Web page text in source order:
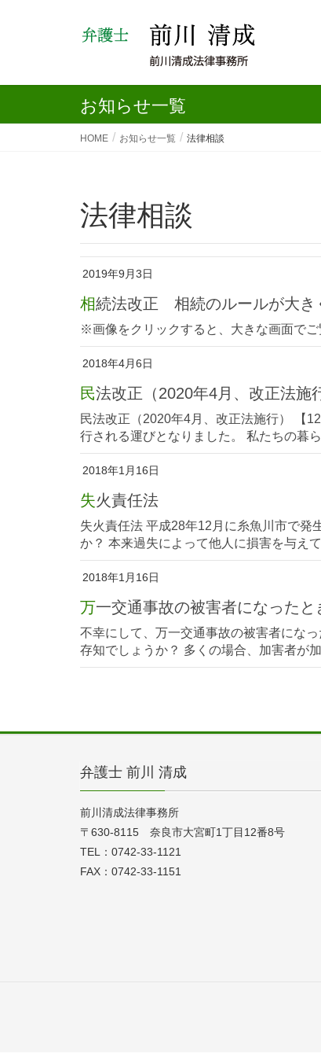
お知らせ一覧
HOME お知らせ一覧 法律相談
法律相談
2019年9月3日
相続法改正 相続のルールが大
※画像をクリックすると、大きな画
2018年4月6日
民法改正（2020年4月、改正法施
民法改正（2020年4月、改正法施行） 【
行される運びとなりました。 私たちの暮
2018年1月16日
失火責任法
失火責任法 平成28年12月に糸魚川市で発
か？ 本来過失によって他人に損害を与え
2018年1月16日
万一交通事故の被害者になったと
不幸にして、万一交通事故の被害者にな
存知でしょうか？ 多くの場合、加害者が
弁護士 前川 清成
前川清成法律事務所
〒630-8115 奈良市大宮町1丁目12番8号
TEL：0742-33-1121
FAX：0742-33-1151